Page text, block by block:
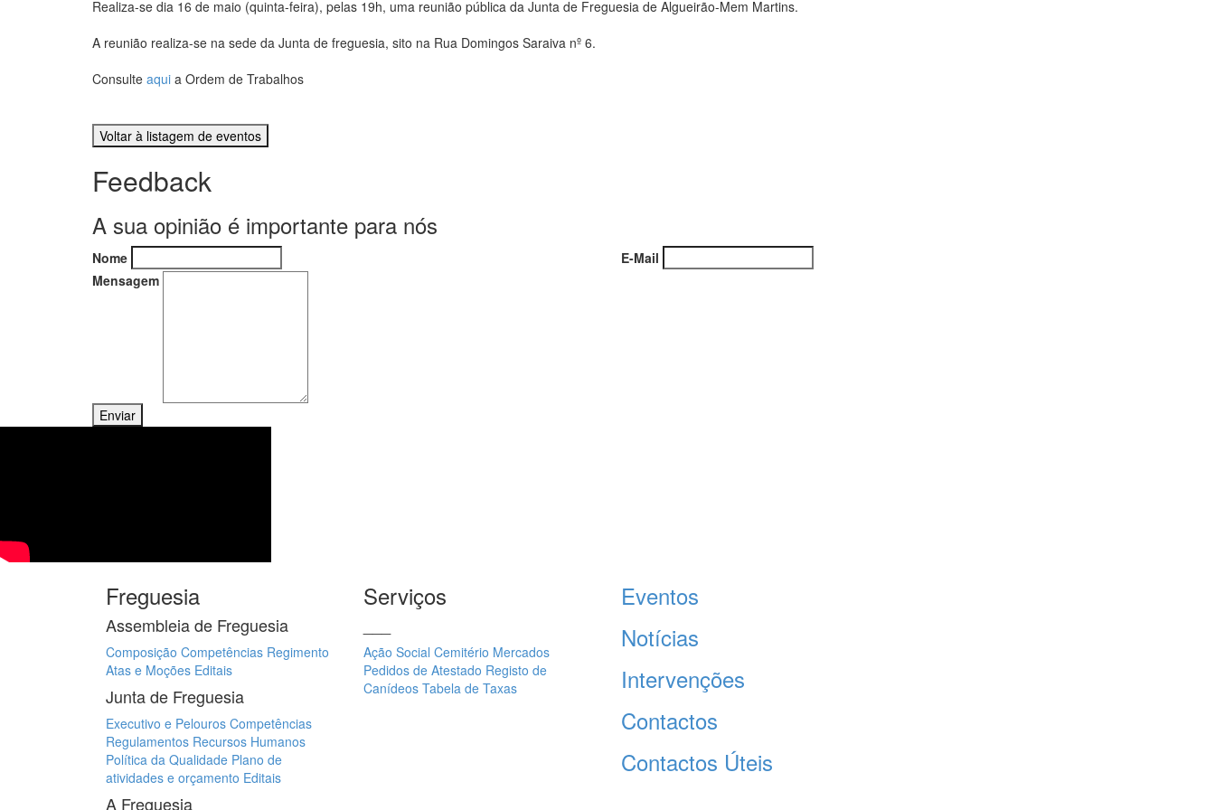
Realiza-se dia 16 de maio (quinta-feira), pelas 19h, uma reunião pública da Junta de Freguesia de Algueirão-Mem Martins.
A reunião realiza-se na sede da Junta de freguesia, sito na Rua Domingos Saraiva nº 6.
Consulte aqui a Ordem de Trabalhos
Voltar à listagem de eventos
Feedback
A sua opinião é importante para nós
Nome
E-Mail
Mensagem
Enviar
Freguesia
Assembleia de Freguesia
Composição Competências Regimento
Atas e Moções Editais
Junta de Freguesia
Executivo e Pelouros Competências
Regulamentos Recursos Humanos
Política da Qualidade Plano de
atividades e orçamento Editais
A Freguesia
Serviços
Ação Social Cemitério Mercados
Pedidos de Atestado Registo de
Canídeos Tabela de Taxas
Eventos
Notícias
Intervenções
Contactos
Contactos Úteis